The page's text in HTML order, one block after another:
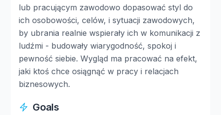
lub pracującym zawodowo dopasować styl do
ich osobowości, celów, i sytuacji zawodowych,
by ubrania realnie wspierały ich w komunikacji z
ludźmi - budowały wiarygodność, spokoj i
pewność siebie. Wygląd ma pracować na efekt,
jaki ktoś chce osiągnąć w pracy i relacjach
biznesowych.
Goals